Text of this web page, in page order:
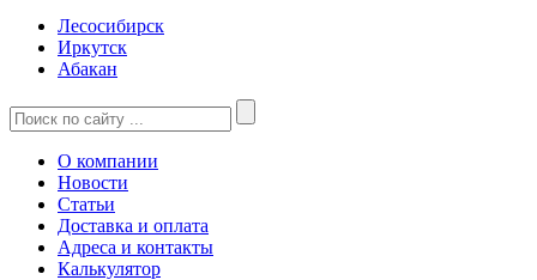
Лесосибирск
Иркутск
Абакан
О компании
Новости
Статьи
Доставка и оплата
Адреса и контакты
Калькулятор